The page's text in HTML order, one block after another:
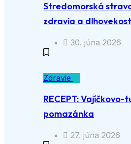
Stredomorská
zdravia a
30. júna 2026
Zdravie
RECEPT: Vajíčkovo-
pomazánka
27. júna 2026